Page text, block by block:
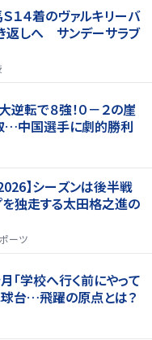
１４着のヴァルキリーバ
返しへ サンデーサラブ
逆転で８強！０－２の崖
…中国選手に劇的勝利
】シーズンは後半戦
独走する太田格之進の
ーツ
「学校へ行く前にやって
球台…飛躍の原点とは？